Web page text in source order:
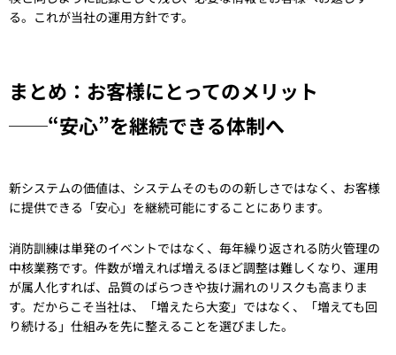
る。これが当社の運用方針です。
まとめ：お客様にとってのメリット
──“安心”を継続できる体制へ
新システムの価値は、システムそのものの新しさではなく、お客様
に提供できる「安心」を継続可能にすることにあります。
消防訓練は単発のイベントではなく、毎年繰り返される防火管理の
中核業務です。件数が増えれば増えるほど調整は難しくなり、運用
が属人化すれば、品質のばらつきや抜け漏れのリスクも高まりま
す。だからこそ当社は、「増えたら大変」ではなく、「増えても回
り続ける」仕組みを先に整えることを選びました。